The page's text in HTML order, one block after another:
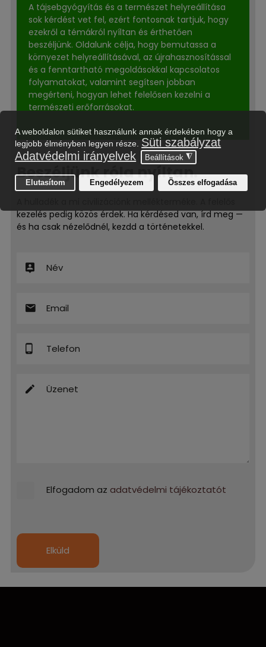
A tájsebgyógyítás és a természet helyreállítása
sok kérdést vet fel, ezért fontosnak tartjuk, hogy
ezekről a témákról nyíltan és érthetően
beszéljünk. Oldalunk célja, hogy bemutassa a
környezet helyreállításával, az újrahasznosítással
és a fenntartható megoldásokkal kapcsolatos
folyamatokat, valamint segítsen jobban
megérteni, hogyan lehet felelősen kezelni a
természeti erőforrásokat.
Beszéljünk róla nyíltan.
kezelés pedig közös érdek. Ha kérdésed van, írd meg —
és ha csak nézelődnél, kezdd a történetekkel.
Elfogadom az adatvédelmi tájékoztatót
Elküld